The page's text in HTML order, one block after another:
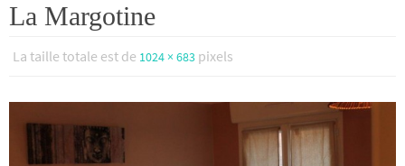
La Margotine
La taille totale est de 1024 × 683 pixels